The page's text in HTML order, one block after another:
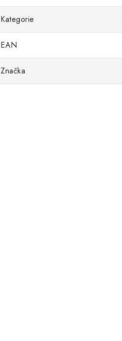
Kategorie
EAN
Značka